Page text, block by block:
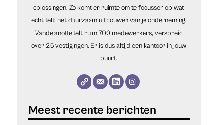
oplossingen. Zo komt er ruimte om te focussen op wat
echt telt: het duurzaam uitbouwen van je onderneming.
Vandelanotte telt ruim 700 medewerkers, verspreid
over 25 vestigingen. Er is dus altijd een kantoor in jouw
buurt.